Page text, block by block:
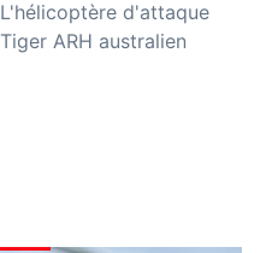
L'hélicoptère d'attaque
Tiger ARH australien